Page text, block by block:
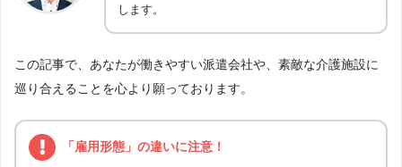
します。
この記事で、あなたが働きやすい派遣会社や、素敵な介護施設に
巡り合えることを心より願っております。
「雇用形態」の違いに注意！